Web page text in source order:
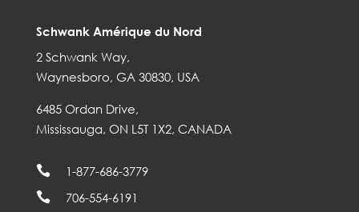
Schwank Amérique du Nord
2 Schwank Way,
Waynesboro, GA 30830, USA
6485 Ordan Drive,
Mississauga, ON L5T 1X2, CANADA
 1-877-686-3779
 706-554-6191